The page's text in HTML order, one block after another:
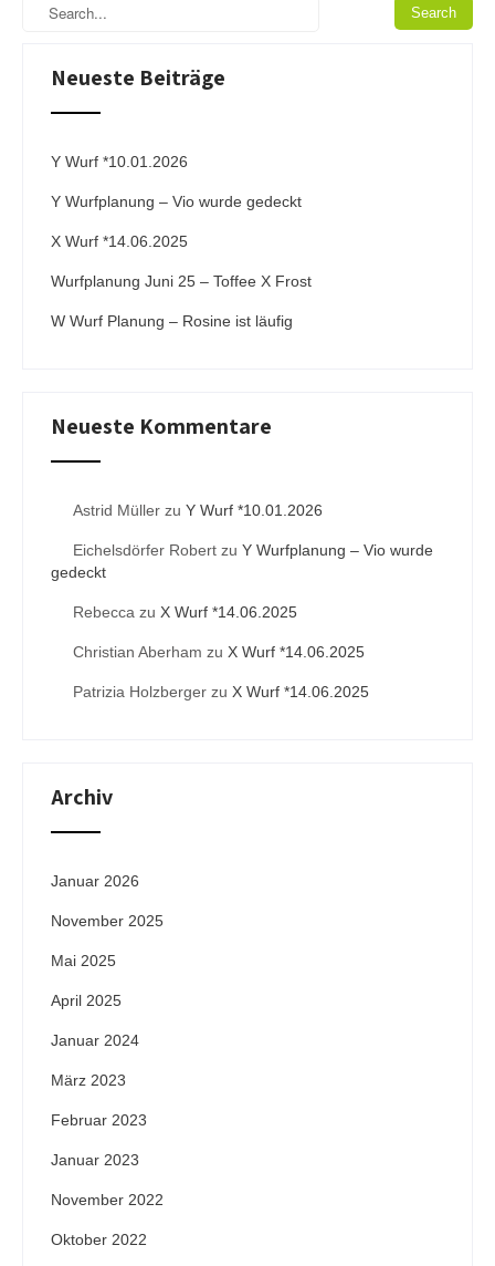
Neueste Beiträge
Y Wurf *10.01.2026
Y Wurfplanung – Vio wurde gedeckt
X Wurf *14.06.2025
Wurfplanung Juni 25 – Toffee X Frost
W Wurf Planung – Rosine ist läufig
Neueste Kommentare
Astrid Müller zu Y Wurf *10.01.2026
Eichelsdörfer Robert zu Y Wurfplanung – Vio wurde
gedeckt
Rebecca zu X Wurf *14.06.2025
Christian Aberham zu X Wurf *14.06.2025
Patrizia Holzberger zu X Wurf *14.06.2025
Archiv
Januar 2026
November 2025
Mai 2025
April 2025
Januar 2024
März 2023
Februar 2023
Januar 2023
November 2022
Oktober 2022